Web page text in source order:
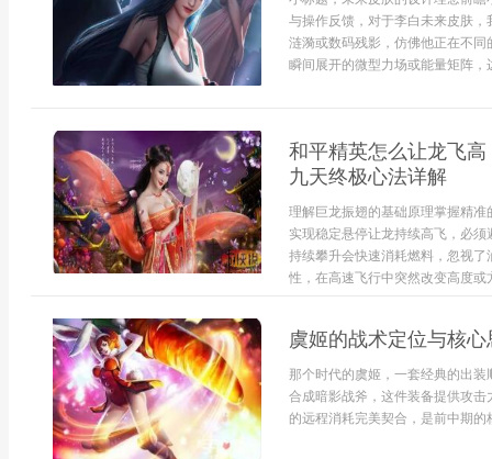
与操作反馈，对于李白未来皮肤
涟漪或数码残影，仿佛他正在不
瞬间展开的微型力场或能量矩阵，
和平精英怎么让龙飞
九天终极心法详解
理解巨龙振翅的基础原理掌握精
实现稳定悬停让龙持续高飞，必
持续攀升会快速消耗燃料，忽视
性，在高速飞行中突然改变高度
虞姬的战术定位与核心
那个时代的虞姬，一套经典的出
合成暗影战斧，这件装备提供攻
的远程消耗完美契合，是前中期